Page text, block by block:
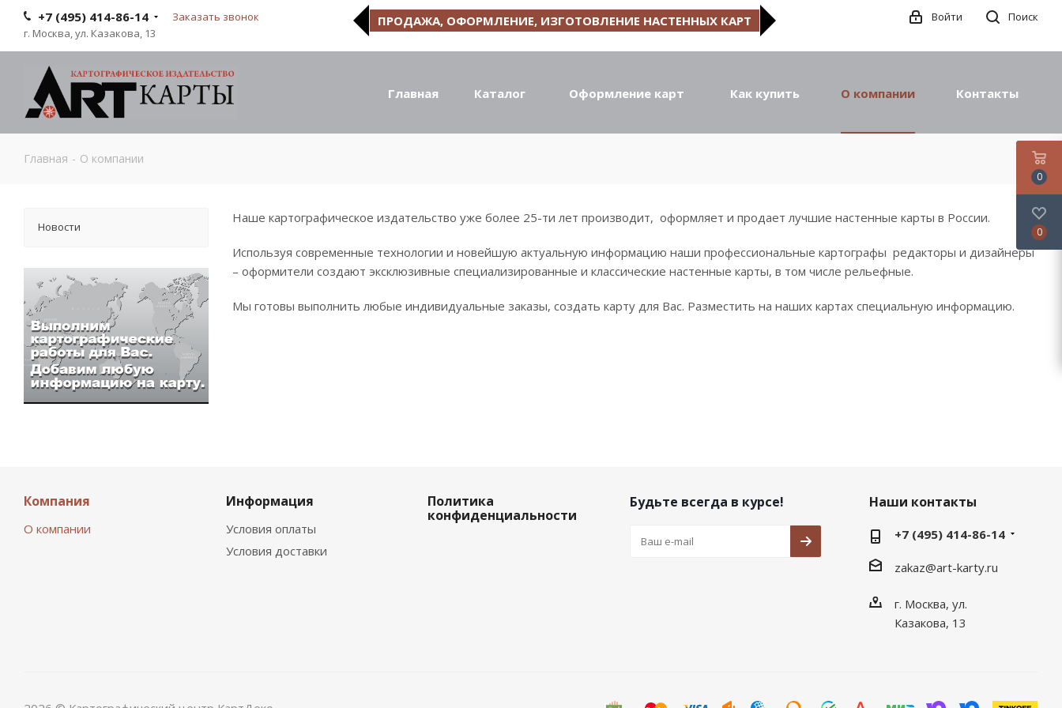
+7 (495) 414-86-14
Заказать звонок
г. Москва, ул. Казакова, 13
ПРОДАЖА, ОФОРМЛЕНИЕ, ИЗГОТОВЛЕНИЕ НАСТЕННЫХ КАРТ Поиск
Войти
Главная Каталог Оформление карт Как купить О компании Контакты
Главная - О компании
Наше картографическое издательство уже более 25-ти лет производит, оформляет и продает лучшие настенные карты в России.
Используя современные технологии и новейшую актуальную информацию наши профессиональные картографы редакторы и дизайнеры
– оформители создают эксклюзивные специализированные и классические настенные карты, в том числе рельефные.
Мы готовы выполнить любые индивидуальные заказы, создать карту для Вас. Разместить на наших картах специальную информацию.
Новости
Компания
О компании
Информация
Условия оплаты
Условия доставки
Политика
конфиденциальности
Будьте всегда в курсе! Наши контакты
+7 (495) 414-86-14
zakaz@art-karty.ru
г. Москва, ул.
Казакова, 13
0
0